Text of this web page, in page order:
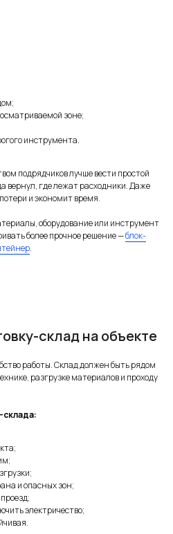
зоне;
инструмента.
подрядчиков лучше вести простой
вернул, где лежат расходники. Даже
и экономит время.
оборудование или инструмент
более прочное решение —блок-
.
склад на объекте
работы. Склад должен быть рядом
разгрузке материалов и проходу
и опасных зон;
электричество;